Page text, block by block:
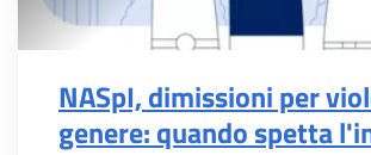
NASpI, dimissioni per
genere: quando spetta